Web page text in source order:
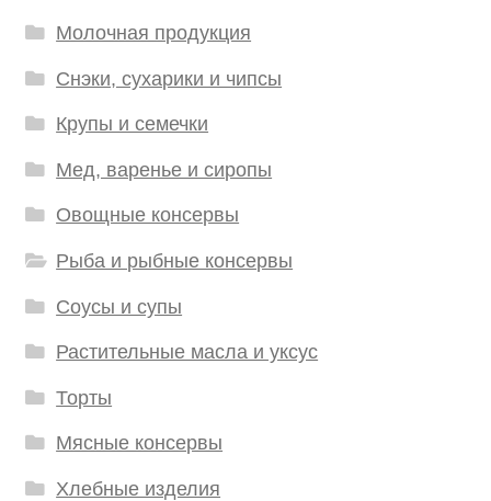
Молочная продукция
Снэки, сухарики и чипсы
Крупы и семечки
Мед, варенье и сиропы
Овощные консервы
Рыба и рыбные консервы
Соусы и супы
Растительные масла и уксус
Торты
Мясные консервы
Хлебные изделия